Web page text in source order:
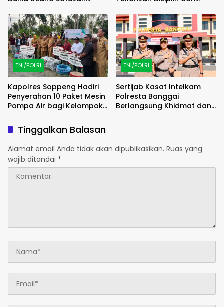
TNI/POLRI
Kapolres Soppeng Hadiri
Penyerahan 10 Paket Mesin
Pompa Air bagi Kelompok
TNI/POLRI
Sertijab Kasat Intelkam
Polresta Banggai
Berlangsung Khidmat dan
Tinggalkan Balasan
Alamat email Anda tidak akan dipublikasikan. Ruas yang
wajib ditandai *